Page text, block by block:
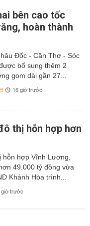
bên cao tốc
hoàn thành
Đốc - Cần Thơ - Sóc
bổ sung thêm 2
gom dài gần 27...
16 giờ trước
thị hỗn hợp hơn
hỗn hợp Vĩnh Lương,
49.000 tỷ đồng vừa
Khánh Hòa trình...
trước